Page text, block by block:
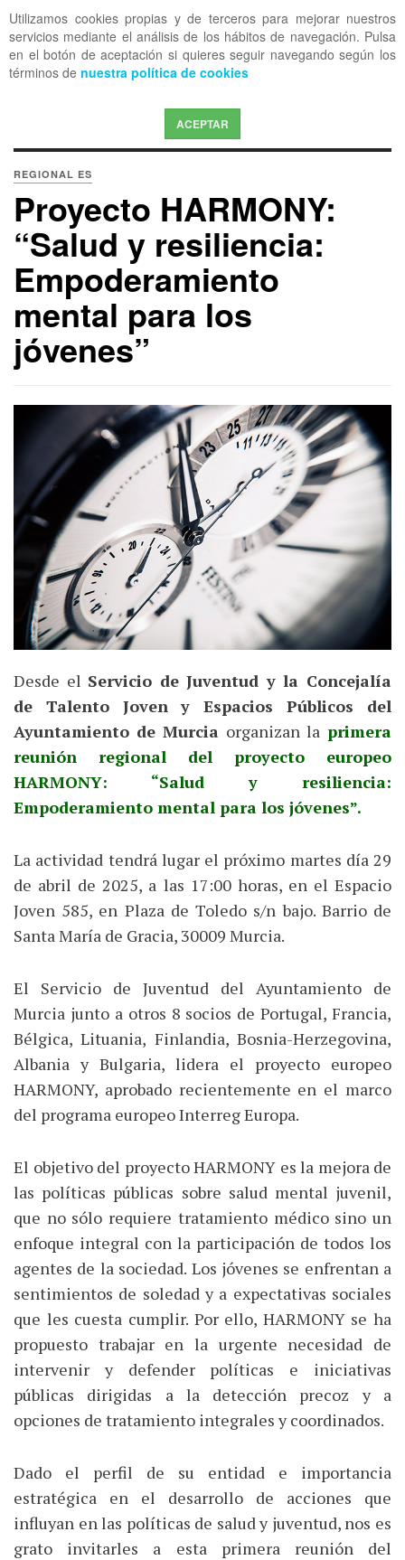
Utilizamos cookies propias y de terceros para mejorar nuestros
servicios mediante el análisis de los hábitos de navegación. Pulsa
en el botón de aceptación si quieres seguir navegando según los
términos de nuestra política de cookies
ACEPTAR
OFF CANVAS
REGIONAL ES
Proyecto HARMONY:
“Salud y resiliencia:
Empoderamiento
mental para los
jóvenes”
Desde el Servicio de Juventud y la Concejalía
de Talento Joven y Espacios Públicos del
Ayuntamiento de Murcia organizan la primera
reunión regional del proyecto europeo
HARMONY: “Salud y resiliencia:
Empoderamiento mental para los jóvenes”.
La actividad tendrá lugar el próximo martes día 29
de abril de 2025, a las 17:00 horas, en el Espacio
Joven 585, en Plaza de Toledo s/n bajo. Barrio de
Santa María de Gracia, 30009 Murcia.
El Servicio de Juventud del Ayuntamiento de
Murcia junto a otros 8 socios de Portugal, Francia,
Bélgica, Lituania, Finlandia, Bosnia-Herzegovina,
Albania y Bulgaria, lidera el proyecto europeo
HARMONY, aprobado recientemente en el marco
del programa europeo Interreg Europa.
El objetivo del proyecto HARMONY es la mejora de
las políticas públicas sobre salud mental juvenil,
que no sólo requiere tratamiento médico sino un
enfoque integral con la participación de todos los
agentes de la sociedad. Los jóvenes se enfrentan a
sentimientos de soledad y a expectativas sociales
que les cuesta cumplir. Por ello, HARMONY se ha
propuesto trabajar en la urgente necesidad de
intervenir y defender políticas e iniciativas
públicas dirigidas a la detección precoz y a
opciones de tratamiento integrales y coordinados.
Dado el perfil de su entidad e importancia
estratégica en el desarrollo de acciones que
influyan en las políticas de salud y juventud, nos es
grato invitarles a esta primera reunión del